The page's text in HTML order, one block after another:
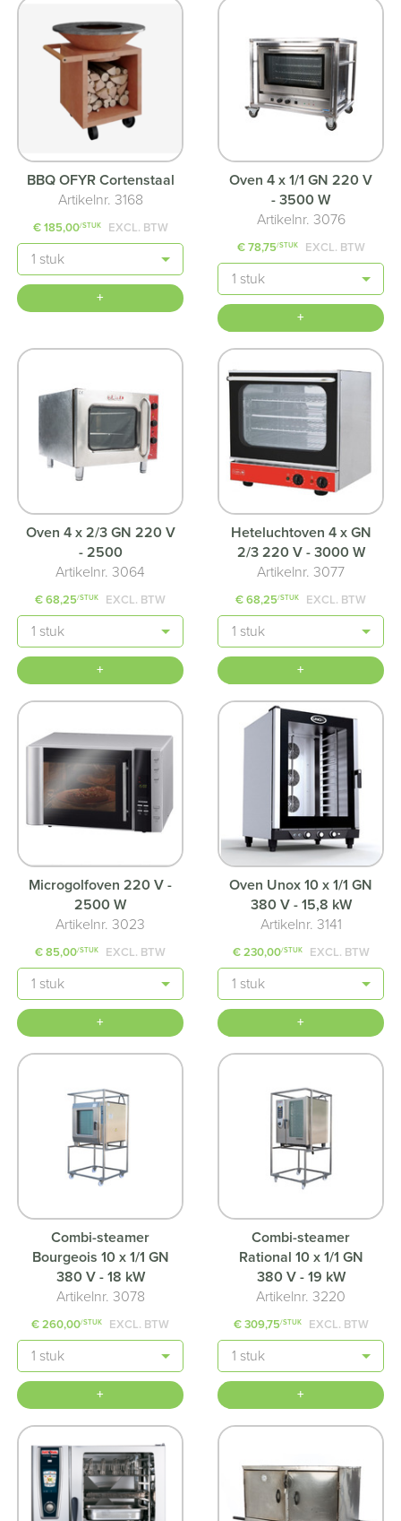
BBQ OFYR Cortenstaal
Artikelnr. 3168
€ 185,00/STUK EXCL. BTW
Aantal
+
Oven 4 x 1/1 GN 220 V
- 3500 W
Artikelnr. 3076
€ 78,75/STUK EXCL. BTW
Aantal
+
Oven 4 x 2/3 GN 220 V
- 2500
Artikelnr. 3064
€ 68,25/STUK EXCL. BTW
Aantal
+
Heteluchtoven 4 x GN
2/3 220 V - 3000 W
Artikelnr. 3077
€ 68,25/STUK EXCL. BTW
Aantal
+
Microgolfoven 220 V -
2500 W
Artikelnr. 3023
€ 85,00/STUK EXCL. BTW
Aantal
+
Oven Unox 10 x 1/1 GN
380 V - 15,8 kW
Artikelnr. 3141
€ 230,00/STUK EXCL. BTW
Aantal
+
Combi-steamer
Bourgeois 10 x 1/1 GN
380 V - 18 kW
Artikelnr. 3078
€ 260,00/STUK EXCL. BTW
Aantal
+
Combi-steamer
Rational 10 x 1/1 GN
380 V - 19 kW
Artikelnr. 3220
€ 309,75/STUK EXCL. BTW
Aantal
+